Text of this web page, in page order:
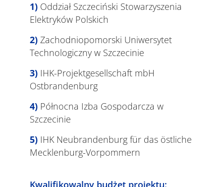
Oddział Szczeciński Stowarzyszenia
Elektryków Polskich
Zachodniopomorski Uniwersytet
Technologiczny w Szczecinie
IHK-Projektgesellschaft mbH
Ostbrandenburg
Północna Izba Gospodarcza w
Szczecinie
IHK Neubrandenburg für das östliche
Mecklenburg-Vorpommern
Kwalifikowalny budżet projektu: